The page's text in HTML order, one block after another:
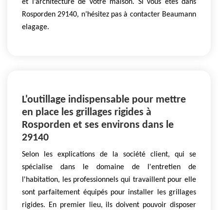
et l’architecture de votre maison. Si vous êtes dans
Rosporden 29140, n’hésitez pas à contacter Beaumann
elagage.
L'outillage indispensable pour mettre
en place les grillages rigides à
Rosporden et ses environs dans le
29140
Selon les explications de la société client, qui se
spécialise dans le domaine de l'entretien de
l'habitation, les professionnels qui travaillent pour elle
sont parfaitement équipés pour installer les grillages
rigides. En premier lieu, ils doivent pouvoir disposer